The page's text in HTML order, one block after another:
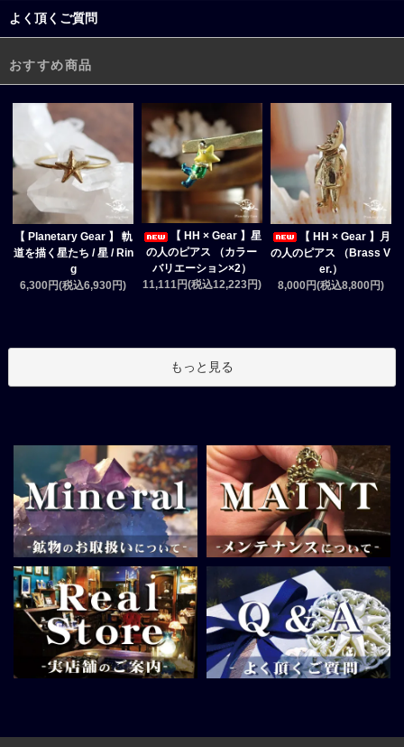
よく頂くご質問
おすすめ商品
【 Planetary Gear 】 軌
道を描く星たち / 星 / Rin
g
6,300円(税込6,930円)
【 HH × Gear 】星
の人のピアス （カラー
バリエーション×2）
11,111円(税込12,223円)
【 HH × Gear 】月
の人のピアス （Brass V
er.）
8,000円(税込8,800円)
もっと見る